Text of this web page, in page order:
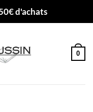
d'achats
0